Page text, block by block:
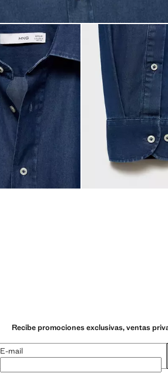
Recibe promociones exclusivas, ventas
E-mail